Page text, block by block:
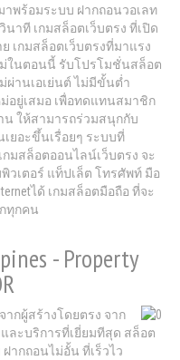
พร้อมระบบ ฝากถอนวอเลท
นาที เกมสล็อตเว็บตรง ที่เปิด
เกมสล็อตเว็บตรงที่มาแรง
ในตอนนี้ รับโปรโมชั่นสล็อต
ผ่านเอเย่นต์ ไม่มีขั้นต่ำ
ม่อยู่เสมอ เพื่อทดแทนสมาชิก
ให้สามารถร่วมสนุกกับ
เยอะขึ้นเรื่อยๆ ระบบที่
มสล็อตออนไลน์เว็บตรง จะ
วเตอร์ แท็ปเล็ต โทรศัพท์ มือ
ได้ เกมสล็อตมือถือ ที่จะ
ทุกคน
- Property
ากผู้สร้างโดยตรง จาก
ละบริการที่เยี่ยมทีสุด สล็อต
ากถอนไม่อั้น ที่เร็วไว